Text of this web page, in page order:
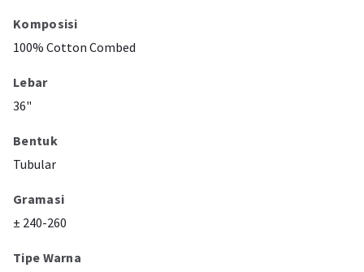
Komposisi
100% Cotton Combed
Lebar
36"
Bentuk
Tubular
Gramasi
± 240-260
Tipe Warna